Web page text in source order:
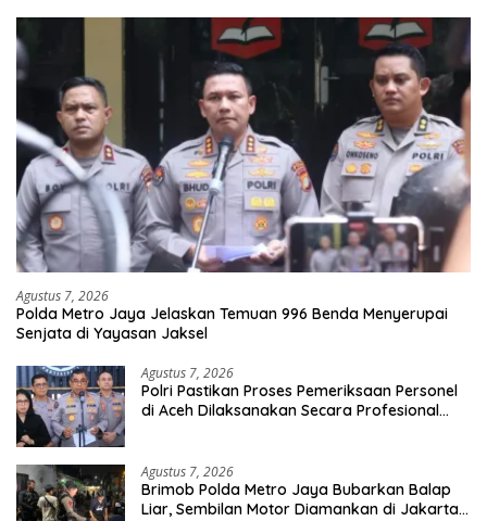
Agustus 7, 2026
Polda Metro Jaya Jelaskan Temuan 996 Benda Menyerupai
Senjata di Yayasan Jaksel
Agustus 7, 2026
Polri Pastikan Proses Pemeriksaan Personel
di Aceh Dilaksanakan Secara Profesional
Agustus 7, 2026
Brimob Polda Metro Jaya Bubarkan Balap
Liar, Sembilan Motor Diamankan di Jakarta